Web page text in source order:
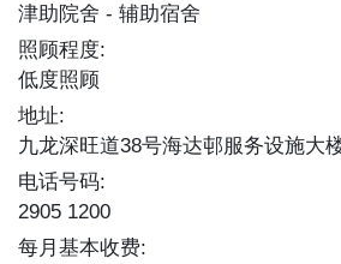
津助院舍
辅助宿舍
照顾程度:
低度照顾
地址:
九龙深旺道38号海达邨服务设施大
电话号码:
2905 1200
每月基本收费: